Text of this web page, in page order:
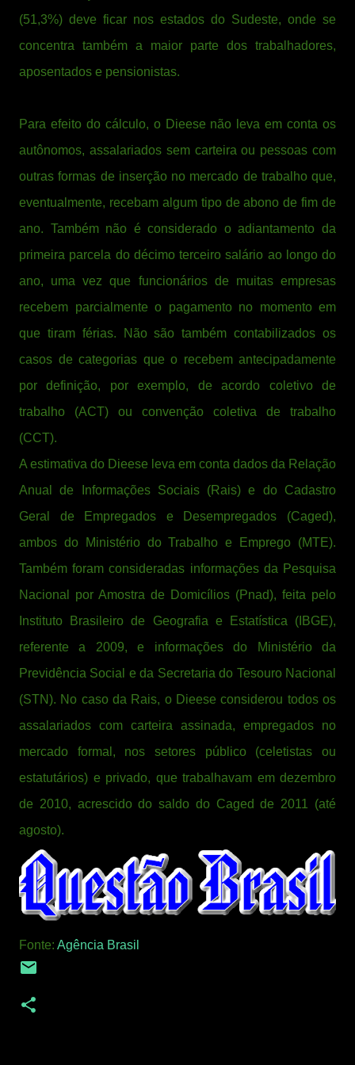
(51,3%) deve ficar nos estados do Sudeste, onde se
concentra também a maior parte dos trabalhadores,
aposentados e pensionistas.
Para efeito do cálculo, o Dieese não leva em conta os
autônomos, assalariados sem carteira ou pessoas com
outras formas de inserção no mercado de trabalho que,
eventualmente, recebam algum tipo de abono de fim de
ano. Também não é considerado o adiantamento da
primeira parcela do décimo terceiro salário ao longo do
ano, uma vez que funcionários de muitas empresas
recebem parcialmente o pagamento no momento em
que tiram férias. Não são também contabilizados os
casos de categorias que o recebem antecipadamente
por definição, por exemplo, de acordo coletivo de
trabalho (ACT) ou convenção coletiva de trabalho
(CCT).
A estimativa do Dieese leva em conta dados da Relação
Anual de Informações Sociais (Rais) e do Cadastro
Geral de Empregados e Desempregados (Caged),
ambos do Ministério do Trabalho e Emprego (MTE).
Também foram consideradas informações da Pesquisa
Nacional por Amostra de Domicílios (Pnad), feita pelo
Instituto Brasileiro de Geografia e Estatística (IBGE),
referente a 2009, e informações do Ministério da
Previdência Social e da Secretaria do Tesouro Nacional
(STN). No caso da Rais, o Dieese considerou todos os
assalariados com carteira assinada, empregados no
mercado formal, nos setores público (celetistas ou
estatutários) e privado, que trabalhavam em dezembro
de 2010, acrescido do saldo do Caged de 2011 (até
agosto).
Fonte: Agência Brasil